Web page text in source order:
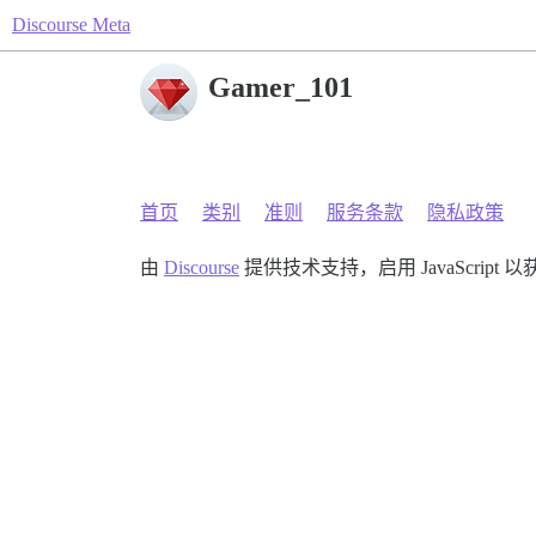
Discourse Meta
Gamer_101
首页 类别 准则 服务条款 隐私政策
由 Discourse 提供技术支持，启用 JavaScript 以